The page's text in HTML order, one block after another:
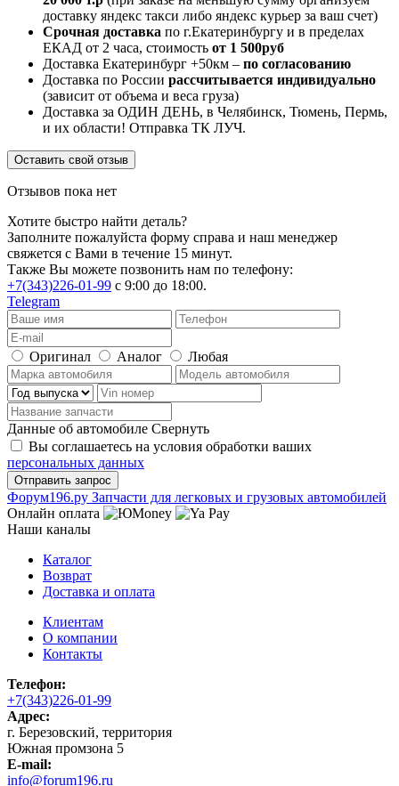
доставку яндекс такси либо яндекс курьер за ваш счет)
Срочная доставка по г.Екатеринбургу и в пределах
ЕКАД от 2 часа, стоимость от 1 500руб
Доставка Екатеринбург +50км – по согласованию
Доставка по России рассчитывается индивидуально
(зависит от объема и веса груза)
Доставка за ОДИН ДЕНЬ, в Челябинск, Тюмень, Пермь,
и их области! Отправка ТК ЛУЧ.
Оставить свой отзыв
Отзывов пока нет
Хотите быстро найти деталь?
Заполните пожалуйста форму справа и наш менеджер
свяжется с Вами в течение 15 минут.
Также Вы можете позвонить нам по телефону:
+7(343)226-01-99 с 9:00 до 18:00.
Telegram
Оригинал Аналог Любая
Данные об автомобиле Свернуть
Вы соглашаетесь на условия обработки ваших
персональных данных
Фoрум196.ру Запчасти для легковых и грузовых автомобилей
Онлайн оплата
Наши каналы
Каталог
Возврат
Доставка и оплата
Клиентам
О компании
Контакты
Телефон:
+7(343)226-01-99
Адрес:
г. Березовский, территория
Южная промзона 5
E-mail:
info@forum196.ru